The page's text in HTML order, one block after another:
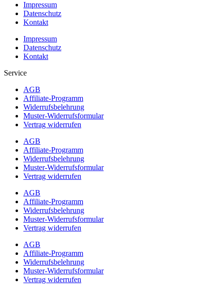
Impressum
Datenschutz
Kontakt
Impressum
Datenschutz
Kontakt
Service
AGB
Affiliate-Programm
Widerrufsbelehrung
Muster-Widerrufsformular
Vertrag widerrufen
AGB
Affiliate-Programm
Widerrufsbelehrung
Muster-Widerrufsformular
Vertrag widerrufen
AGB
Affiliate-Programm
Widerrufsbelehrung
Muster-Widerrufsformular
Vertrag widerrufen
AGB
Affiliate-Programm
Widerrufsbelehrung
Muster-Widerrufsformular
Vertrag widerrufen